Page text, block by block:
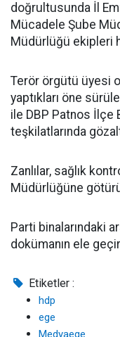
doğrultusunda İl
Mücadele Şube
Müdürlüğü ekipleri
Terör örgütü üyesi
yaptıkları öne
ile DBP Patnos İlçe
teşkilatlarında
Zanlılar, sağlık
Müdürlüğüne
Parti binalarındaki
dokümanın ele
Etiketler :
hdp
ege
Medyaege